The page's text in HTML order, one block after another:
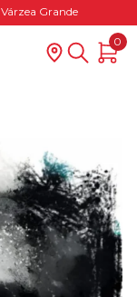
Grande
0